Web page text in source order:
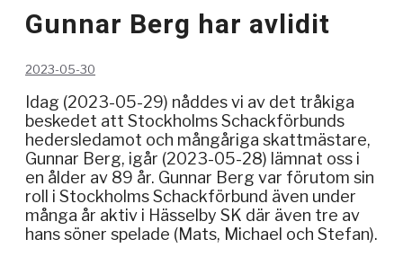
Gunnar Berg har avlidit
2023-05-30
Idag (2023-05-29) nåddes vi av det tråkiga
beskedet att Stockholms Schackförbunds
hedersledamot och mångåriga skattmästare,
Gunnar Berg, igår (2023-05-28) lämnat oss i
en ålder av 89 år. Gunnar Berg var förutom sin
roll i Stockholms Schackförbund även under
många år aktiv i Hässelby SK där även tre av
hans söner spelade (Mats, Michael och Stefan).